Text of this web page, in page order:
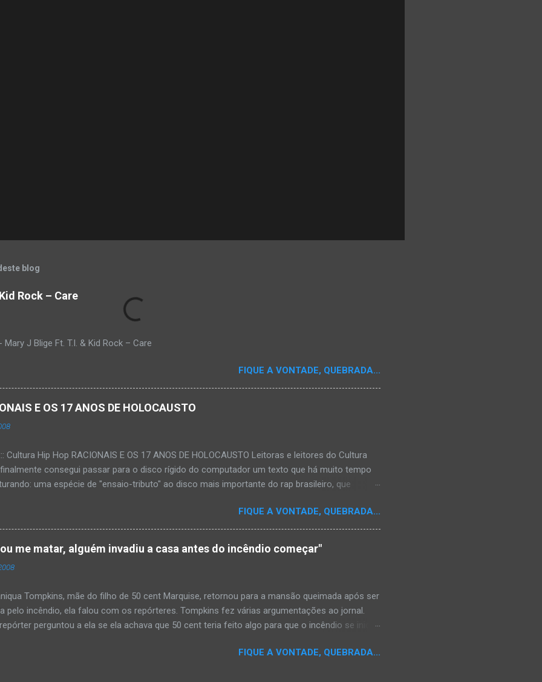
blog
Rock – Care
Mary J Blige Ft. T.I. & Kid Rock – Care
FIQUE A VONTADE, QUEBRADA...
E OS 17 ANOS DE HOLOCAUSTO
Cultura Hip Hop RACIONAIS E OS 17 ANOS DE HOLOCAUSTO Leitoras e leitores do Cultura
consegui passar para o disco rígido do computador um texto que há muito tempo
uma espécie de "ensaio-tributo" ao disco mais importante do rap brasileiro, que
costume, uma pequena digressão. É muito disseminada em nosso país a crença de que o
tem memória. Fala-se muito por aí que não cultuamos nossos antepassados nem nossa
sociocultural. No que diz respeito ao hip-hop, cabe a nós, formadores de opinião
responsáveis, tentar mudar essa trajetória de descaso e esquecimento. Assim, o sítio
Hop tornou-se mais um dos espaços de preservação e disseminação da rica história do
FIQUE A VONTADE, QUEBRADA...
me matar, alguém invadiu a casa antes do incêndio começar"
Tompkins, mãe do filho de 50 cent Marquise, retornou para a mansão queimada após ser
pelo incêndio, ela falou com os repórteres. Tompkins fez várias argumentações ao jornal.
perguntou a ela se ela achava que 50 cent teria feito algo para que o incêndio se inicia-
mandando alguém para mata-lá e para asistir o que ele faz'. Tompkins disse que alguém
FIQUE A VONTADE, QUEBRADA...